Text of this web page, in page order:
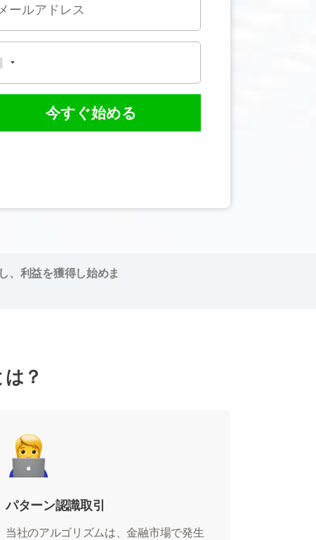
今すぐ始める
、利益を獲得し始めま
？
パターン認識取引
当社のアルゴリズムは、金融市場で発生